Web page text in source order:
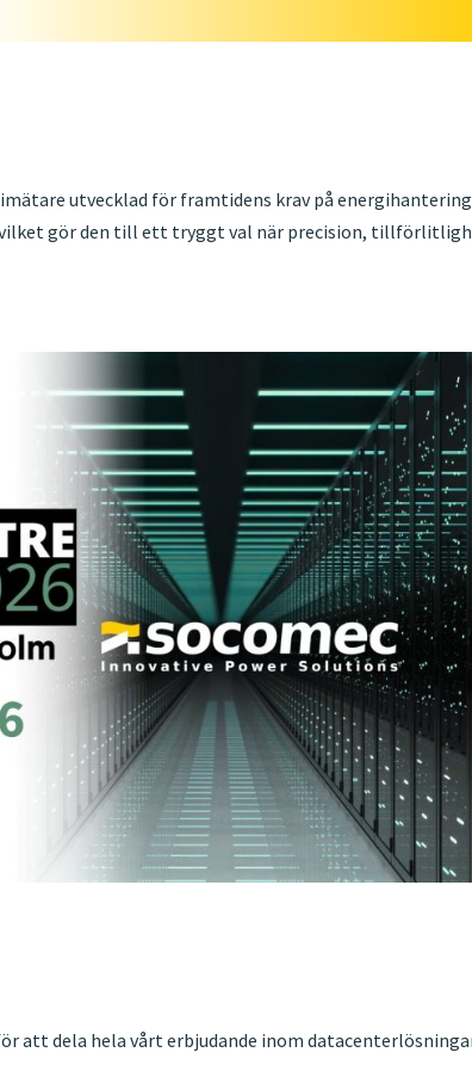
utvecklad för framtidens krav på
vilket gör den till ett tryggt val när precision,
att dela hela vårt erbjudande inom